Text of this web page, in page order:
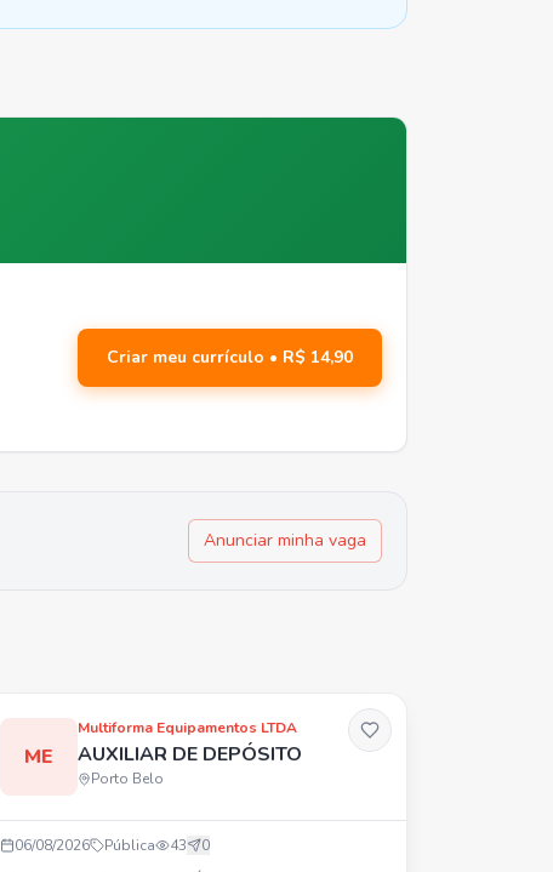
Criar meu currículo • R$ 14,90
Anunciar minha vaga
ME
Multiforma Equipamentos LTDA
AUXILIAR DE DEPÓSITO
Porto Belo
06/08/2026 Pública 43 0